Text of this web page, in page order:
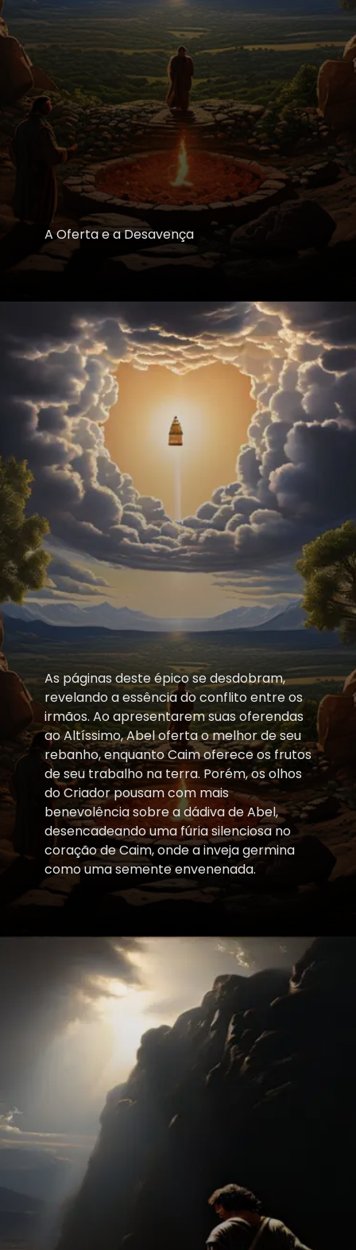
A Oferta e a Desavença
As páginas deste épico se desdobram,
revelando a essência do conflito entre os
irmãos. Ao apresentarem suas oferendas
ao Altíssimo, Abel oferta o melhor de seu
rebanho, enquanto Caim oferece os frutos
de seu trabalho na terra. Porém, os olhos
do Criador pousam com mais
benevolência sobre a dádiva de Abel,
desencadeando uma fúria silenciosa no
coração de Caim, onde a inveja germina
como uma semente envenenada.